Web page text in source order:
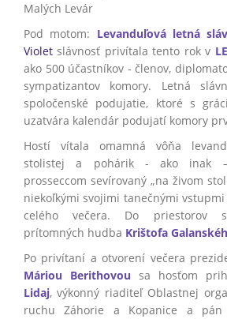
Malých Levár
Pod motom: Levanduľová letná
Violet slávnosť privítala tento rok v
ako 500 účastníkov - členov,
sympatizantov komory. Letná
spoločenské podujatie, ktoré s
uzatvára kalendár podujatí komory
Hostí vítala omamná vôňa
stolistej a pohárik - ako inak –
prosseccom sevírovaný „na živom
niekoľkými svojimi tanečnými
celého večera. Do priestorov
prítomných hudba Krištofa
Po privítaní a otvorení večera
Máriou Berithovou sa hosťom
Lidaj, výkonný riaditeľ Oblastnej
ruchu Záhorie a Kopanice a pán